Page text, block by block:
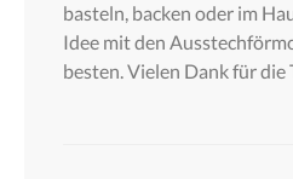
basteln, backen oder im
Idee mit den
besten. Vielen Dank für die